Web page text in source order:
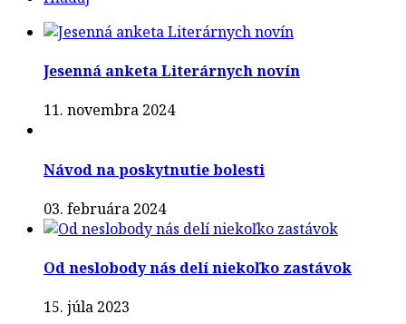
Jesenná anketa Literárnych novín
11. novembra 2024
Návod na poskytnutie bolesti
03. februára 2024
Od neslobody nás delí niekoľko zastávok
15. júla 2023